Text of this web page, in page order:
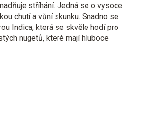
stříhání. Jedná se o vysoce
chutí a vůní skunku. Snadno se
Indica, která se skvěle hodí pro
nugetů, které mají hluboce